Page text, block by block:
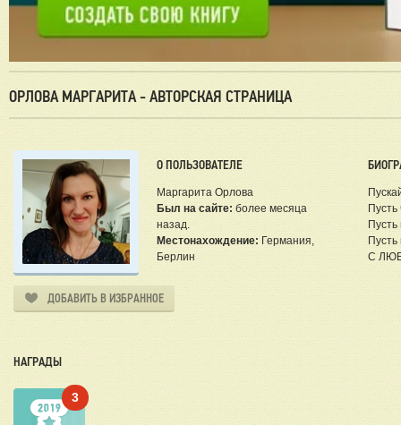
ОРЛОВА МАРГАРИТА - АВТОРСКАЯ СТРАНИЦА
О ПОЛЬЗОВАТЕЛЕ
Маргарита Орлова
Был на сайте: более месяца
назад.
Местонахождение: Германия,
Берлин
ДОБАВИТЬ В ИЗБРАННОЕ
С
НАГРАДЫ
3